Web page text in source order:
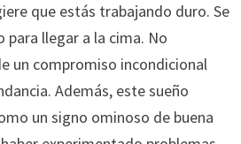
que estás trabajando duro. Se
para llegar a la cima. No
un compromiso incondicional
Además, este sueño
un signo ominoso de buena